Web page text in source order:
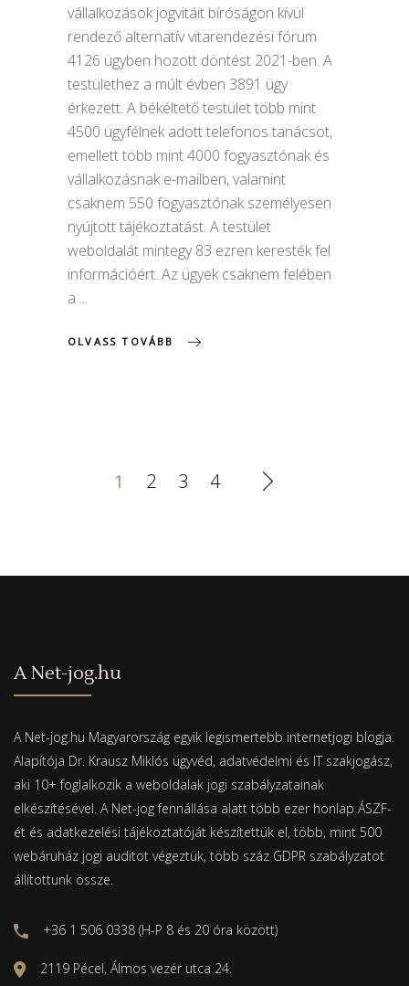
vállalkozások jogvitáit bíróságon kívül
rendező alternatív vitarendezési fórum
4126 ügyben hozott döntést 2021-ben. A
testülethez a múlt évben 3891 ügy
érkezett. A békéltető testület több mint
4500 ügyfélnek adott telefonos tanácsot,
emellett több mint 4000 fogyasztónak és
vállalkozásnak e-mailben, valamint
csaknem 550 fogyasztónak személyesen
nyújtott tájékoztatást. A testület
weboldalát mintegy 83 ezren keresték fel
információért. Az ügyek csaknem felében
a
OLVASS TOVÁBB
1 2 3 4
A Net-jog.hu
A Net-jog.hu Magyarország egyik legismertebb internetjogi blogja.
Alapítója Dr. Krausz Miklós ügyvéd, adatvédelmi és IT szakjogász,
aki 10+ foglalkozik a weboldalak jogi szabályzatainak
elkészítésével. A Net-jog fennállása alatt több ezer honlap ÁSZF-
ét és adatkezelési tájékoztatóját készítettük el, több, mint 500
webáruház jogi auditot végeztük, több száz GDPR szabályzatot
állítottunk össze.
+36 1 506 0338 (H-P 8 és 20 óra között)
2119 Pécel, Álmos vezér utca 24.